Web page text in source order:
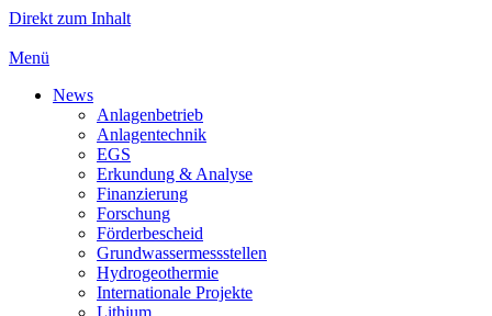
Direkt zum Inhalt
Menü
News
Anlagenbetrieb
Anlagentechnik
EGS
Erkundung & Analyse
Finanzierung
Forschung
Förderbescheid
Grundwassermessstellen
Hydrogeothermie
Internationale Projekte
Lithium